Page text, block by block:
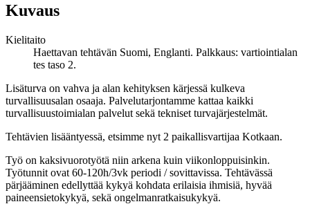
Kuvaus
Kielitaito
Haettavan tehtävän Suomi, Englanti. Palkkaus: vartiointialan
tes taso 2.
Lisäturva on vahva ja alan kehityksen kärjessä kulkeva
turvallisuusalan osaaja. Palvelutarjontamme kattaa kaikki
turvallisuustoimialan palvelut sekä tekniset turvajärjestelmät.
Tehtävien lisääntyessä, etsimme nyt 2 paikallisvartijaa Kotkaan.
Työ on kaksivuorotyötä niin arkena kuin viikonloppuisinkin.
Työtunnit ovat 60-120h/3vk periodi / sovittavissa. Tehtävässä
pärjääminen edellyttää kykyä kohdata erilaisia ihmisiä, hyvää
paineensietokykyä, sekä ongelmanratkaisukykyä.